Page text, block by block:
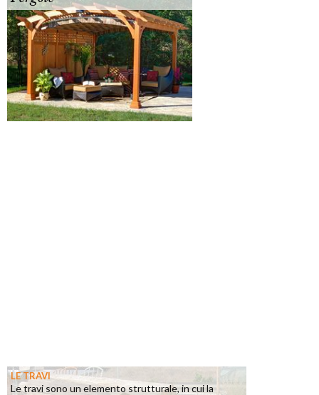
LE TRAVI
Le travi sono un elemento strutturale, in cui la